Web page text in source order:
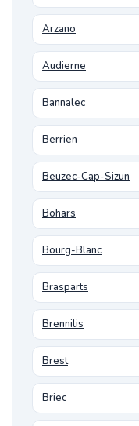
Arzano
Audierne
Bannalec
Berrien
Beuzec-Cap-Sizun
Bohars
Bourg-Blanc
Brasparts
Brennilis
Brest
Briec